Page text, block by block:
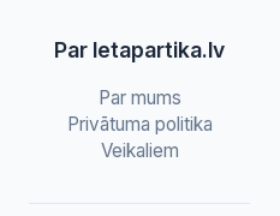
Par letapartika.lv
Par mums
Privātuma politika
Veikaliem